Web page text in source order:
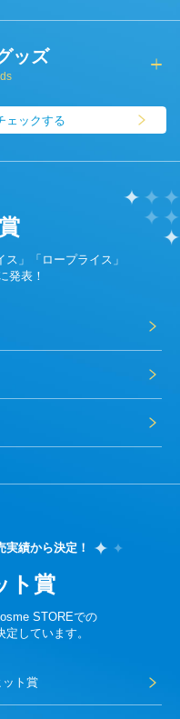
ッズ
ェックする
ス」「ロープライス」
発表！
績から決定！
ト賞
STOREでの
しています。
ット賞